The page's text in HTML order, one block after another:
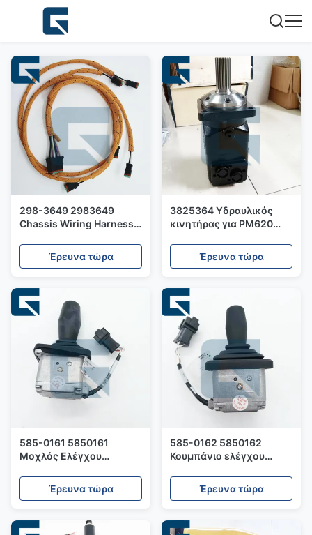
298-3649 2983649
Chassis Wiring Harness
Έρευνα τώρα
3825364 Υδραυλικός
κινητήρας για PM620
Έρευνα τώρα
585-0161 5850161
Μοχλός Ελέγχου
PM620
Έρευνα τώρα
585-0162 5850162
Κουμπάνιο ελέγχου
PM820 Cold Planer
Έρευνα τώρα